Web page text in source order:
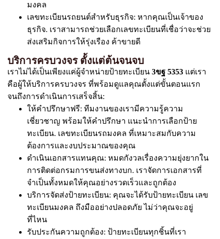
มงคล
เลขทะเบียนรถยนต์สำหรับธุรกิจ: หากคุณเป็นเจ้าของ
ธุรกิจ. เราสามารถช่วยเลือกเลขทะเบียนที่เชื่อว่าจะช่วย
ส่งเสริมกิจการให้รุ่งเรือง ค้าขายดี
บริการครบวงจร ตั้งแต่ต้นจนจบ
เราไม่ได้เป็นเพียงแค่ผู้จำหน่ายป้ายทะเบียน 3ขฐ 5353 แต่เรา
คือผู้ให้บริการครบวงจร ที่พร้อมดูแลคุณตั้งแต่ขั้นตอนแรก
จนถึงการดำเนินการเสร็จสิ้น:
ให้คำปรึกษาฟรี: ทีมงานของเรามีความรู้ความ
เชี่ยวชาญ พร้อมให้คำปรึกษา แนะนำการเลือกป้าย
ทะเบียน. เลขทะเบียนรถมงคล ที่เหมาะสมกับความ
ต้องการและงบประมาณของคุณ
ดำเนินเอกสารแทนคุณ: หมดกังวลเรื่องความยุ่งยากใน
การติดต่อกรมการขนส่งทางบก. เราจัดการเอกสารที่
จำเป็นทั้งหมดให้คุณอย่างรวดเร็วและถูกต้อง
บริการจัดส่งป้ายทะเบียน: คุณจะได้รับป้ายทะเบียน เลข
ทะเบียนมงคล ถึงมืออย่างปลอดภัย ไม่ว่าคุณจะอยู่
ที่ไหน
รับประกันความถูกต้อง: ป้ายทะเบียนทุกชิ้นที่เรา